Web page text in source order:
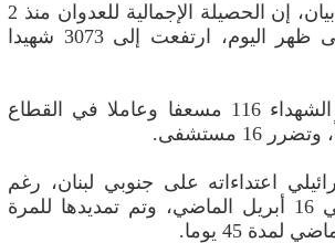
وقالت الوزارة، في بيان، إن الحصيلة الإجمالية للعدوان منذ 2
مارس الماضي وحتى ظهر اليوم، ارتفعت إلى 3073 شهيدا
وأكدت أن من بين الشهداء 116 مسعفا وعاملا في القطاع
اعتداءاته على جنوبي لبنان، رغم
الهدنة التي بدأت في 16 أبريل الماضي، وتم تمديدها للمرة
لمدة 45 يوما.